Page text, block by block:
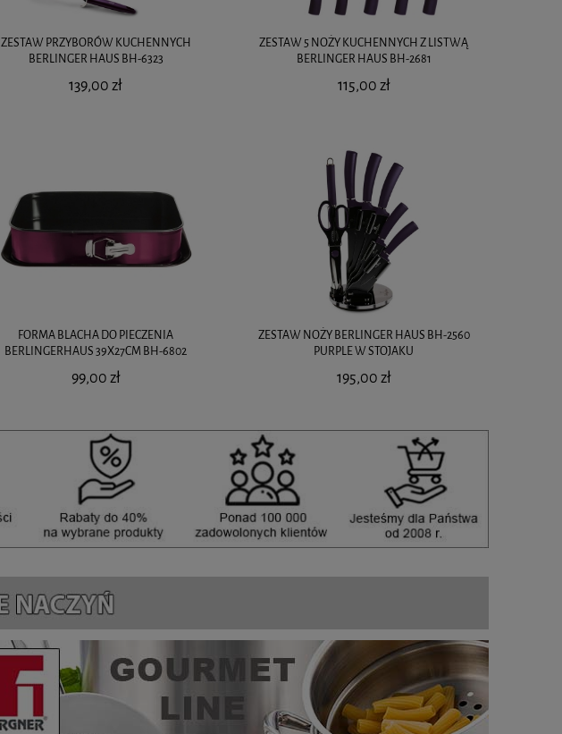
ZESTAW PRZYBORÓW KUCHENNYCH
BERLINGER HAUS BH-6323
139,00 zł
ZESTAW 5 NOŻY KUCHENNYCH Z LISTWĄ
BERLINGER HAUS BH-2681
115,00 zł
FORMA BLACHA DO PIECZENIA
BERLINGERHAUS 39X27CM BH-6802
99,00 zł
ZESTAW NOŻY BERLINGER HAUS BH-2560
PURPLE W STOJAKU
195,00 zł